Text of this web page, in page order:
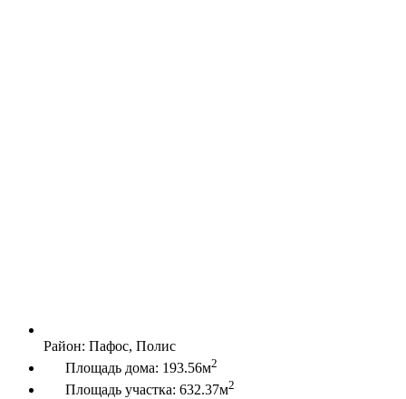
Район: Пафос, Полис
Площадь дома: 193.56м2
Площадь участка: 632.37м2